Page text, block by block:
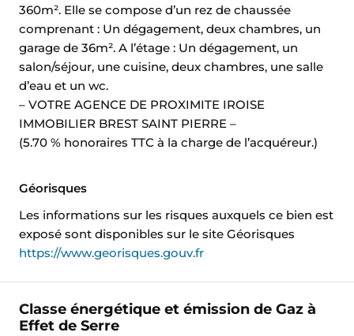
360m². Elle se compose d’un rez de chaussée
comprenant : Un dégagement, deux chambres, un
garage de 36m². A l’étage : Un dégagement, un
salon/séjour, une cuisine, deux chambres, une salle
d’eau et un wc.
– VOTRE AGENCE DE PROXIMITE IROISE
IMMOBILIER BREST SAINT PIERRE –
(5.70 % honoraires TTC à la charge de l’acquéreur.)
Géorisques
Les informations sur les risques auxquels ce bien est
exposé sont disponibles sur le site Géorisques
https://www.georisques.gouv.fr
Classe énergétique et émission de Gaz à
Effet de Serre